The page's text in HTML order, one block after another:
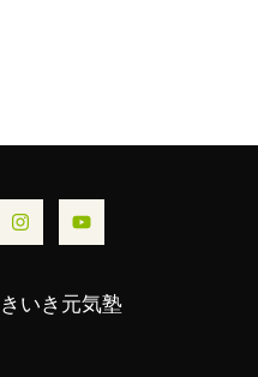
いき元気塾